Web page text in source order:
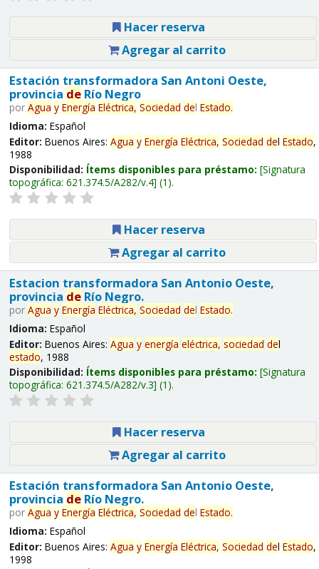
Hacer reserva
Agregar al carrito
Estación transformadora San Antoni Oeste,
provincia deRío Negro
por Agua y Energía Eléctrica, Sociedad del Estado.
Idioma: Español
Editor: Buenos Aires: Agua y Energía Eléctrica, Sociedad del Estado,
1988
Disponibilidad: Ítems disponibles para préstamo: Signatura
topográfica: 621.374.5/A282/v.4 (1).
Hacer reserva
Agregar al carrito
Estacion transformadora San Antonio Oeste,
provincia deRío Negro.
por Agua y Energía Eléctrica, Sociedad del Estado.
Idioma: Español
Editor: Buenos Aires: Agua y energía eléctrica, sociedad del
estado, 1988
Disponibilidad: Ítems disponibles para préstamo: Signatura
topográfica: 621.374.5/A282/v.3 (1).
Hacer reserva
Agregar al carrito
Estación transformadora San Antonio Oeste,
provincia deRío Negro.
por Agua y Energía Eléctrica, Sociedad del Estado.
Idioma: Español
Editor: Buenos Aires: Agua y Energía Eléctrica, Sociedad del Estado,
1998